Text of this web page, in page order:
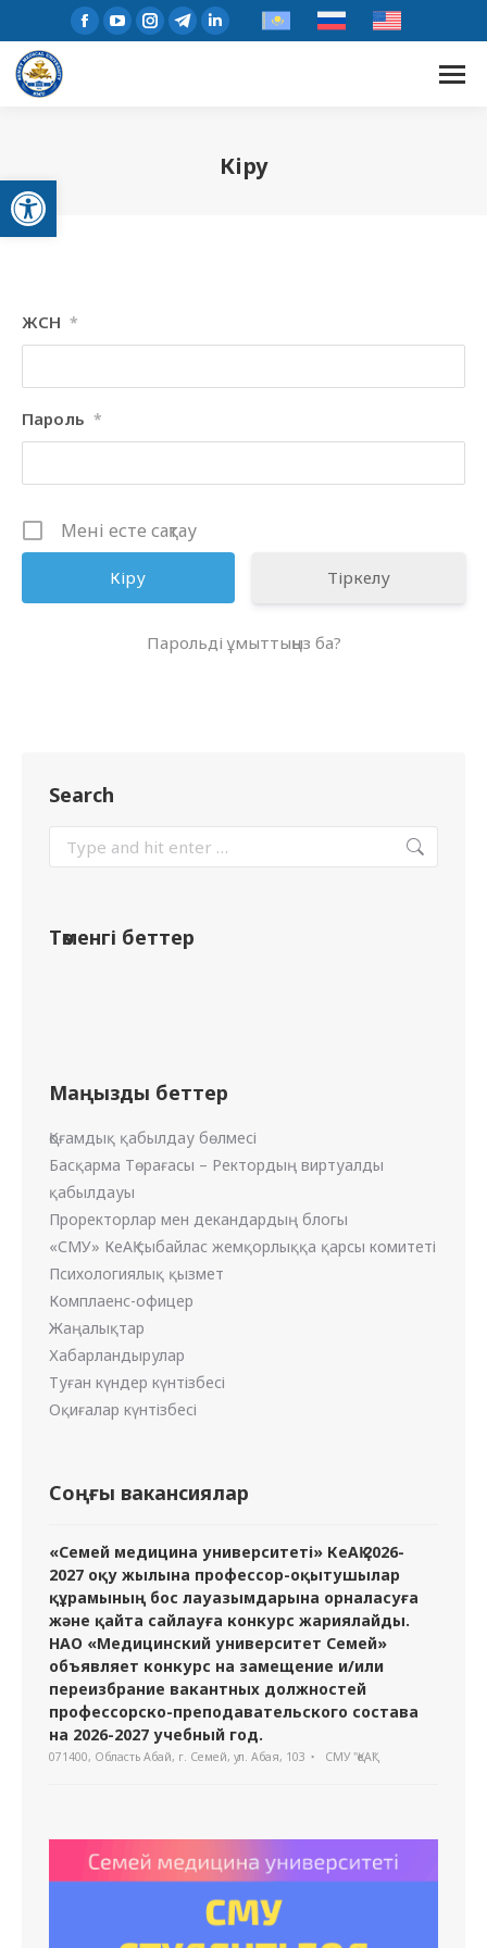
Open toolbar
Кіру
ЖСН *
Пароль *
Мені есте сақтау
Тіркелу
Парольді ұмыттыңыз ба?
Search
Төменгі беттер
Маңызды беттер
Қоғамдық қабылдау бөлмесі
Басқарма Төрағасы – Ректордың виртуалды
қабылдауы
Проректорлар мен декандардың блогы
«СМУ» КеАҚ сыбайлас жемқорлыққа қарсы комитеті
Психологиялық қызмет
Комплаенс-офицер
Жаңалықтар
Хабарландырулар
Туған күндер күнтізбесі
Оқиғалар күнтізбесі
Соңғы вакансиялар
«Семей медицина университеті» КеАҚ 2026-
2027 оқу жылына профессор-оқытушылар
құрамының бос лауазымдарына орналасуға
және қайта сайлауға конкурс жариялайды.
НАО «Медицинский университет Семей»
объявляет конкурс на замещение и/или
переизбрание вакантных должностей
профессорско-преподавательского состава
на 2026-2027 учебный год.
071400, Область Абай, г. Семей, ул. Абая, 103 СМУ "ҚеАҚ"